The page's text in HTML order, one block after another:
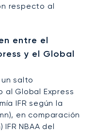
respecto al
entre el
y el Global
salto
al Global Express
IFR según la
en comparación
IFR NBAA del